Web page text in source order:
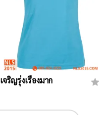
เจริญรุ่งเรืองมาก